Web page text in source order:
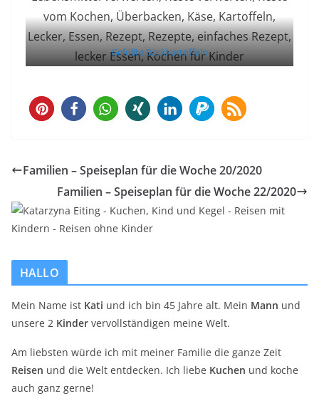
Gefüllte Backkartoffeln
1
Familien – Speiseplan für die Woche 20/2020
Familien – Speiseplan für die Woche 22/2020
HALLO
Mein Name ist Kati und ich bin 45 Jahre alt. Mein Mann und
unsere 2 Kinder vervollständigen meine Welt.
Am liebsten würde ich mit meiner Familie die ganze Zeit
Reisen und die Welt entdecken. Ich liebe Kuchen und koche
auch ganz gerne!